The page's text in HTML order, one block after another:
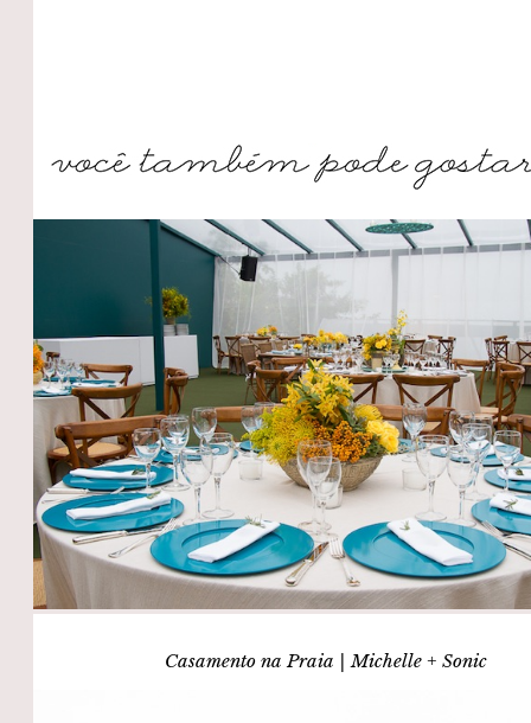
Casamento na Praia | Michelle + Sonic